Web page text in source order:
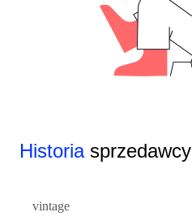
Historiasprzedawcy
vintage